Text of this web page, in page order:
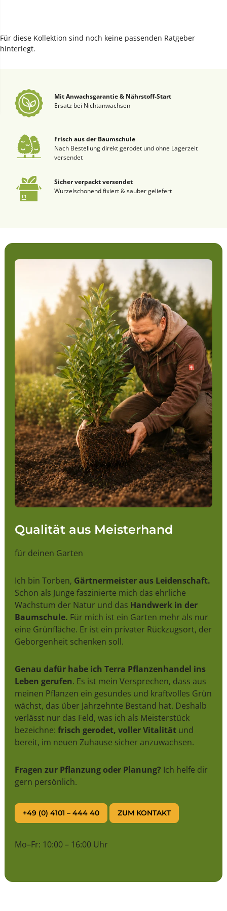
Für diese Kollektion sind noch keine passenden Ratgeber
hinterlegt.
Mit Anwachsgarantie & Nährstoff-Start
Ersatz bei Nichtanwachsen
Frisch aus der Baumschule
Nach Bestellung direkt gerodet und ohne Lagerzeit
versendet
Sicher verpackt versendet
Wurzelschonend fixiert & sauber geliefert
Qualität aus Meisterhand
für deinen Garten
Ich bin Torben, Gärtnermeister aus Leidenschaft.
Schon als Junge faszinierte mich das ehrliche
Wachstum der Natur und das Handwerk in der
Baumschule. Für mich ist ein Garten mehr als nur
eine Grünfläche. Er ist ein privater Rückzugsort, der
Geborgenheit schenken soll.
Genau dafür habe ich Terra Pflanzenhandel ins
Leben gerufen. Es ist mein Versprechen, dass aus
meinen Pflanzen ein gesundes und kraftvolles Grün
wächst, das über Jahrzehnte Bestand hat. Deshalb
verlässt nur das Feld, was ich als Meisterstück
bezeichne: frisch gerodet, voller Vitalitätund
bereit, im neuen Zuhause sicher anzuwachsen.
Fragen zur Pflanzung oder Planung? Ich helfe dir
gern persönlich.
+49 (0) 4101 – 444 40 ZUM KONTAKT
Mo–Fr: 10:00 – 16:00 Uhr